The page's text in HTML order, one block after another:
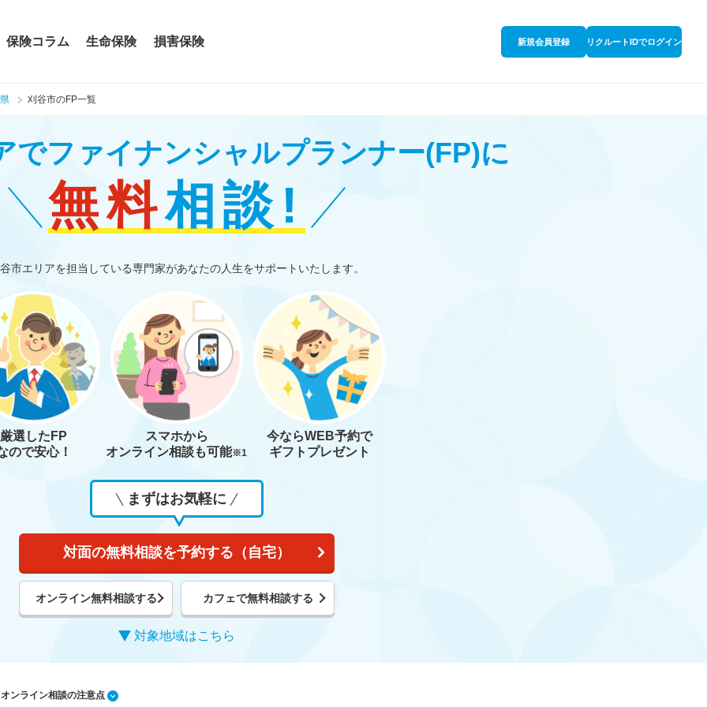
保険コラム 生命保険 損害保険 新規会員登録 リクルートIDでログイン
刈谷市のFP一覧
でファイナンシャルプランナー(FP)に
無料相談!
市エリアを担当している専門家があなたの人生をサポートいたします。
厳選したFP
ので安心！
スマホから
オンライン相談も可能※1
今ならWEB予約で
ギフトプレゼント
まずはお気軽に
対面の無料相談を予約する（自宅）
オンライン無料相談する カフェで無料相談する
対象地域はこちら
ンライン相談の注意点